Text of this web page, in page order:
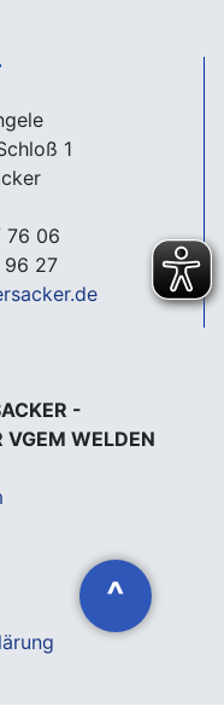
^
1
76 06
27
-
VGEM WELDEN